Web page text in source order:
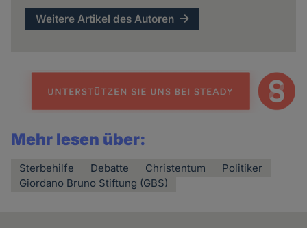
Weitere Artikel des Autoren
Mehr lesen über:
Sterbehilfe Debatte Christentum
Politiker
Giordano Bruno Stiftung (GBS)